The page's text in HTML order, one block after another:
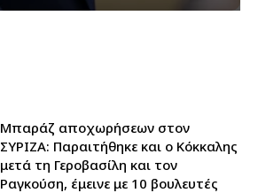
Μπαράζ αποχωρήσεων στον
ΣΥΡΙΖΑ: Παραιτήθηκε και ο Κόκκαλης
μετά τη Γεροβασίλη και τον
Ραγκούση, έμεινε με 10 βουλευτές